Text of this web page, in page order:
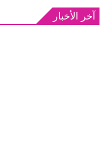
آخر الأخبار